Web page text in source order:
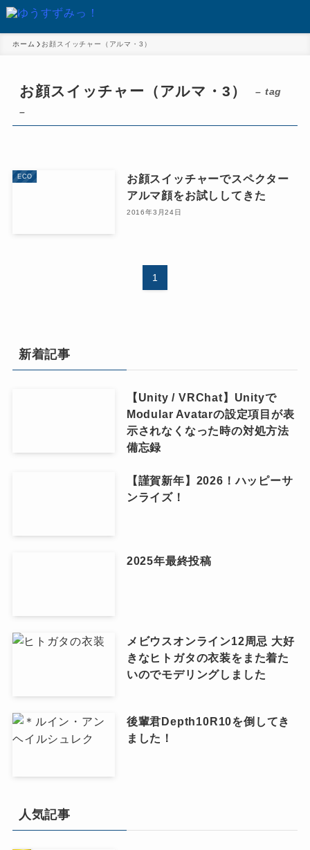
ホーム お顔スイッチャー（アルマ・3）
お顔スイッチャー（アルマ・3）
– tag
–
ECO
お顔スイッチャーでスペクター
アルマ顔をお試ししてきた
2016年3月24日
1
新着記事
【Unity / VRChat】Unityで
Modular Avatarの設定項目が表
示されなくなった時の対処方法
備忘録
【謹賀新年】2026！ハッピーサ
ンライズ！
2025年最終投稿
メビウスオンライン12周忌 大好
きなヒトガタの衣装をまた着た
いのでモデリングしました
後輩君Depth10R10を倒してき
ました！
人気記事